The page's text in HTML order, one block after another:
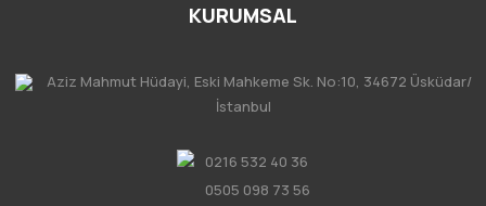
KURUMSAL
Aziz Mahmut Hüdayi, Eski Mahkeme Sk. No:10, 34672 Üsküdar/
İstanbul
0216 532 40 36
0505 098 73 56